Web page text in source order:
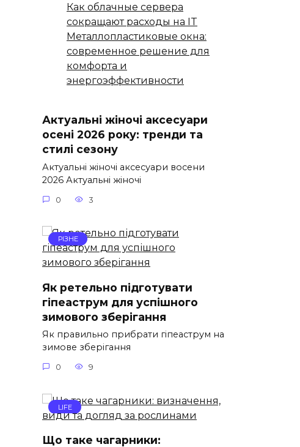
Как облачные сервера
сокращают расходы на IT
Металлопластиковые окна:
современное решение для
комфорта и
энергоэффективности
Актуальні жіночі аксесуари
осені 2026 року: тренди та
стилі сезону
Актуальні жіночі аксесуари восени
2026 Актуальні жіночі
0 3
РІЗНЕ
Як ретельно підготувати
гіпеаструм для успішного
зимового зберігання
Як правильно прибрати гіпеаструм на
зимове зберігання
0 9
LIFE
Що таке чагарники: